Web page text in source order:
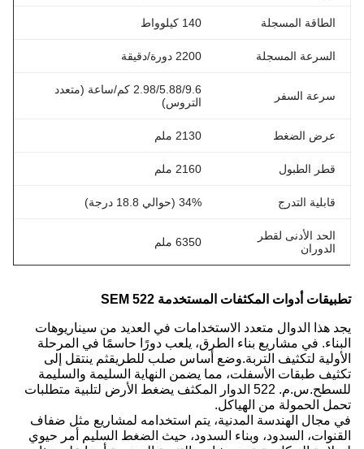
الطاقة المسجلة 140 كيلوواط
السرعة المسجلة 2200 دورة/دقيقة
سرعة السفر
2.98/5.88/9.6 كم/ساعة (متعدد
التروس)
عرض الضغط 2130 ملم
قطر الطبول 2160 ملم
قابلية التدرج 34% (حوالي 18.8 درجة)
الحد الأدنى لقطر
الدوران
6350 ملم
تطبيقات أدوات المكثفات المستخدمة SEM 522
يجد هذا الدوال متعدد الاستخدامات في العديد من سيناريوهات
البناء. في مشاريع بناء الطرق، يلعب دورًا حاسمًا في المرحلة
الأولية لتكثيف التربة.وضع أساس صلب للطريقثم ينتقل إلى
تكثيف طبقات الأسفلت، مما يضمن النهاية السليمة والسليمة
للسطح.س.م. 522 الدوار المكثف يضغط الأرض لتلبية متطلبات
تحمل الحمولة من الهياكل.
في مجال الهندسة المدنية، يتم استخدامه لمشاريع مثل ضفاف
القنوات، السدود، وبناء السدود، حيث الضغط السليم أمر حيوي